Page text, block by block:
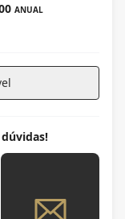
ANUAL